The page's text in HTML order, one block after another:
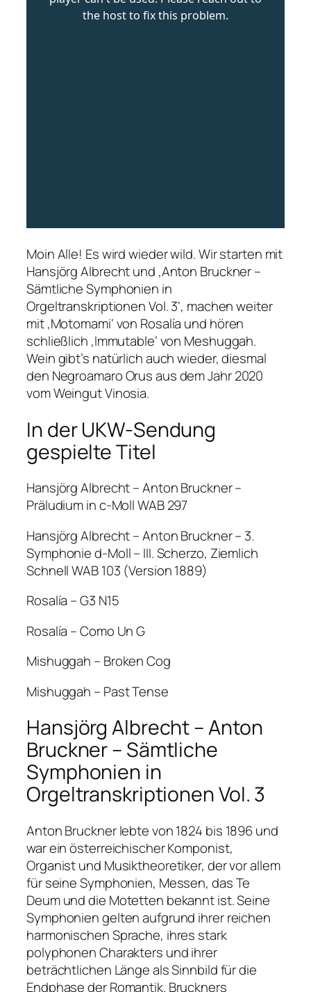
Moin Alle! Es wird wieder wild. Wir starten mit
Hansjörg Albrecht und ‚Anton Bruckner –
Sämtliche Symphonien in
Orgeltranskriptionen Vol. 3‘, machen weiter
mit ‚Motomami‘ von Rosalía und hören
schließlich ‚Immutable‘ von Meshuggah.
Wein gibt’s natürlich auch wieder, diesmal
den Negroamaro Orus aus dem Jahr 2020
vom Weingut Vinosia.
In der UKW-Sendung
gespielte Titel
Hansjörg Albrecht – Anton Bruckner –
Präludium in c-Moll WAB 297
Hansjörg Albrecht – Anton Bruckner – 3.
Symphonie d-Moll – III. Scherzo, Ziemlich
Schnell WAB 103 (Version 1889)
Rosalía – G3 N15
Rosalía – Como Un G
Mishuggah – Broken Cog
Mishuggah – Past Tense
Hansjörg Albrecht – Anton
Bruckner – Sämtliche
Symphonien in
Orgeltranskriptionen Vol. 3
Anton Bruckner lebte von 1824 bis 1896 und
war ein österreichischer Komponist,
Organist und Musiktheoretiker, der vor allem
für seine Symphonien, Messen, das Te
Deum und die Motetten bekannt ist. Seine
Symphonien gelten aufgrund ihrer reichen
harmonischen Sprache, ihres stark
polyphonen Charakters und ihrer
beträchtlichen Länge als Sinnbild für die
Endphase der Romantik. Bruckners